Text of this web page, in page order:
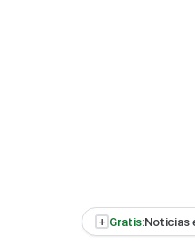
+ Gratis:Noticias